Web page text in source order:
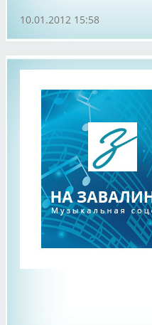
10.01.2012 15:58